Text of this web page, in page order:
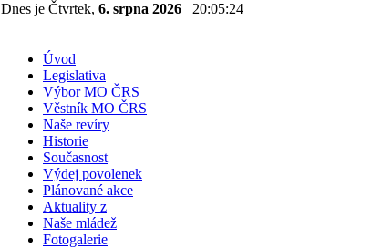
Dnes je Čtvrtek, 6. srpna 2026 20:05:25
Úvod
Legislativa
Výbor MO ČRS
Věstník MO ČRS
Naše revíry
Historie
Současnost
Výdej povolenek
Plánované akce
Aktuality z
Naše mládež
Fotogalerie